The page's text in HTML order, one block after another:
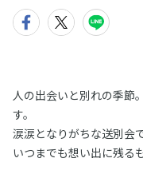
人の出会いと別れの季節
す。
涙涙となりがちな送別会
いつまでも想い出に残る